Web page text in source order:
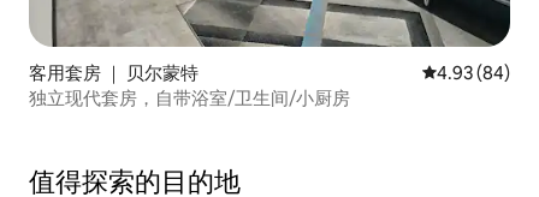
客用套房 ｜ 贝尔蒙特 平均评分 4.93
4.93 (84)
独立现代套房，自带浴室/卫生间/小厨房
值得探索的目的地